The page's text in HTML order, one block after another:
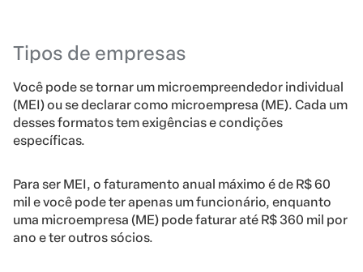
Tipos de empresas
Você pode se tornar um microempreendedor individual
(MEI) ou se declarar como microempresa (ME). Cada um
desses formatos tem exigências e condições
específicas.
Para ser MEI, o faturamento anual máximo é de R$ 60
mil e você pode ter apenas um funcionário, enquanto
uma microempresa (ME) pode faturar até R$ 360 mil por
ano e ter outros sócios.